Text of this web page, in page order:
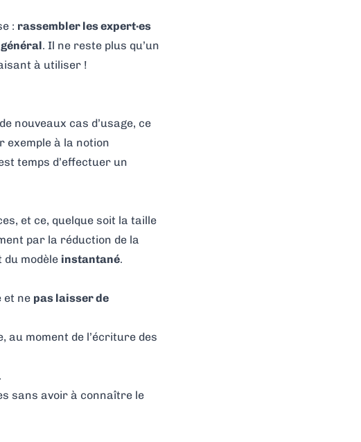
: rassembler les expert·es
. Il ne reste plus qu’un
à utiliser !
nouveaux cas d’usage, ce
exemple à la notion
temps d’effectuer un
et ce, quelque soit la taille
par la réduction de la
modèle instantané.
et ne pas laisser de
au moment de l’écriture des
sans avoir à connaître le